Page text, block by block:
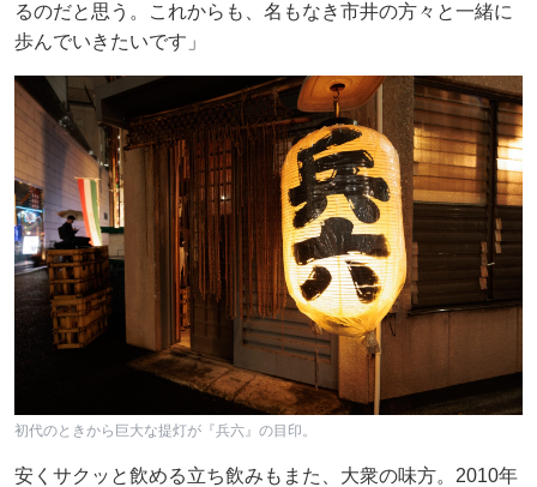
るのだと思う。これからも、名もなき市井の方々と一緒に
歩んでいきたいです」
初代のときから巨大な提灯が『兵六』の目印。
安くサクッと飲める立ち飲みもまた、大衆の味方。2010年